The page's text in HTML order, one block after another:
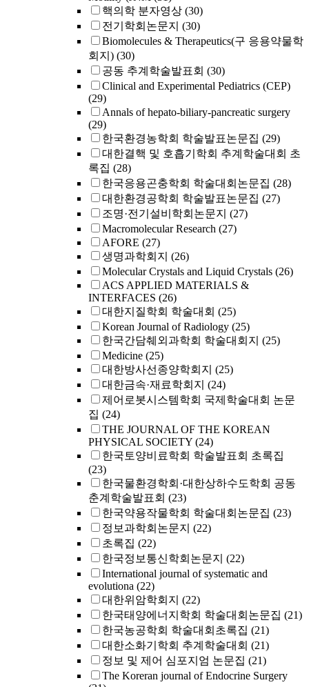
핵의학 분자영상 (30)
전기학회논문지 (30)
Biomolecules & Therapeutics(구 응용약물학
회지) (30)
공동 추계학술발표회 (30)
Clinical and Experimental Pediatrics (CEP)
(29)
Annals of hepato-biliary-pancreatic surgery
(29)
한국환경농학회 학술발표논문집 (29)
대한결핵 및 호흡기학회 추계학술대회 초
록집 (28)
한국응용곤충학회 학술대회논문집 (28)
대한환경공학회 학술발표논문집 (27)
조명·전기설비학회논문지 (27)
Macromolecular Research (27)
AFORE (27)
생명과학회지 (26)
Molecular Crystals and Liquid Crystals (26)
ACS APPLIED MATERIALS &
INTERFACES (26)
대한지질학회 학술대회 (25)
Korean Journal of Radiology (25)
한국간담췌외과학회 학술대회지 (25)
Medicine (25)
대한방사선종양학회지 (25)
대한금속·재료학회지 (24)
제어로봇시스템학회 국제학술대회 논문
집 (24)
THE JOURNAL OF THE KOREAN
PHYSICAL SOCIETY (24)
한국토양비료학회 학술발표회 초록집
(23)
한국물환경학회·대한상하수도학회 공동
춘계학술발표회 (23)
한국약용작물학회 학술대회논문집 (23)
정보과학회논문지 (22)
초록집 (22)
한국정보통신학회논문지 (22)
International journal of systematic and
evolutiona (22)
대한위암학회지 (22)
한국태양에너지학회 학술대회논문집 (21)
한국농공학회 학술대회초록집 (21)
대한소화기학회 추계학술대회 (21)
정보 및 제어 심포지엄 논문집 (21)
The Koreran journal of Endocrine Surgery